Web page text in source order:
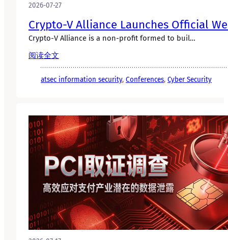
2026-07-27
Crypto-V Alliance Launches Official
Crypto-V Alliance is a non-profit formed to buil…
阅读全文
atsec information security, Conferences, Cyber Security